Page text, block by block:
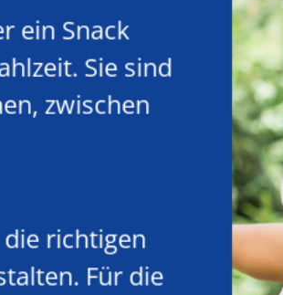
ein Snack
Sie sind
zwischen
richtigen
Für die